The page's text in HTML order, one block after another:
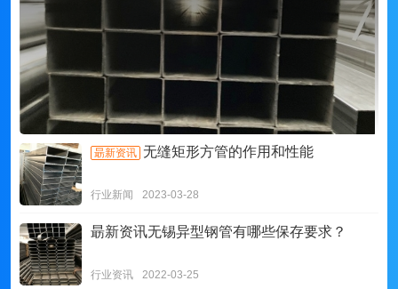
朂新资讯 无缝矩形方管的作用和性能
行业新闻 2023-03-28
朂新资讯无锡异型钢管有哪些保存要求？
行业资讯 2022-03-25